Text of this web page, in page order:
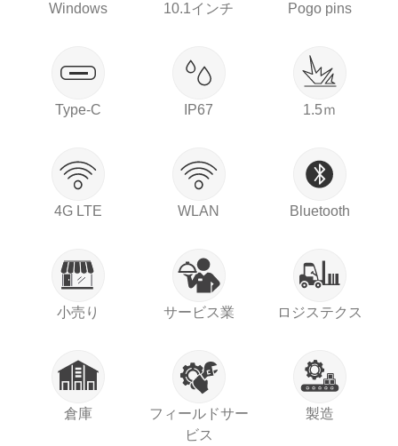
Windows 10.1インチ Pogo pins
Type-C IP67 1.5ｍ
4G LTE WLAN Bluetooth
小売り サービス業 ロジステクス
倉庫
フィールドサー
ビス
製造